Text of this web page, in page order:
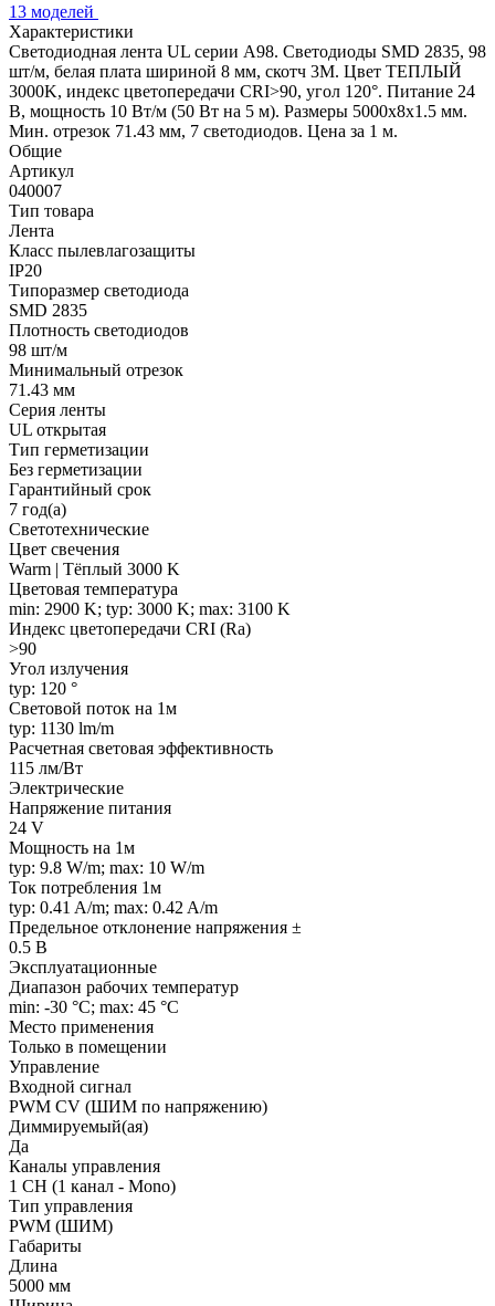
13 моделей
Характеристики
Светодиодная лента UL серии A98. Светодиоды SMD 2835, 98
шт/м, белая плата шириной 8 мм, скотч 3M. Цвет ТЕПЛЫЙ
3000K, индекс цветопередачи CRI>90, угол 120°. Питание 24
В, мощность 10 Вт/м (50 Вт на 5 м). Размеры 5000x8x1.5 мм.
Мин. отрезок 71.43 мм, 7 светодиодов. Цена за 1 м.
Общие
Артикул
040007
Тип товара
Лента
Класс пылевлагозащиты
IP20
Типоразмер светодиода
SMD 2835
Плотность светодиодов
98 шт/м
Минимальный отрезок
71.43 мм
Серия ленты
UL открытая
Тип герметизации
Без герметизации
Гарантийный срок
7 год(а)
Светотехнические
Цвет свечения
Warm | Тёплый 3000 K
Цветовая температура
min: 2900 K; typ: 3000 K; max: 3100 K
Индекс цветопередачи CRI (Ra)
>90
Угол излучения
typ: 120 °
Световой поток на 1м
typ: 1130 lm/m
Расчетная световая эффективность
115 лм/Вт
Электрические
Напряжение питания
24 V
Мощность на 1м
typ: 9.8 W/m; max: 10 W/m
Ток потребления 1м
typ: 0.41 A/m; max: 0.42 A/m
Предельное отклонение напряжения ±
0.5 В
Эксплуатационные
Диапазон рабочих температур
min: -30 °C; max: 45 °C
Место применения
Только в помещении
Управление
Входной сигнал
PWM СV (ШИМ по напряжению)
Диммируемый(ая)
Да
Каналы управления
1 CH (1 канал - Mono)
Тип управления
PWM (ШИМ)
Габариты
Длина
5000 мм